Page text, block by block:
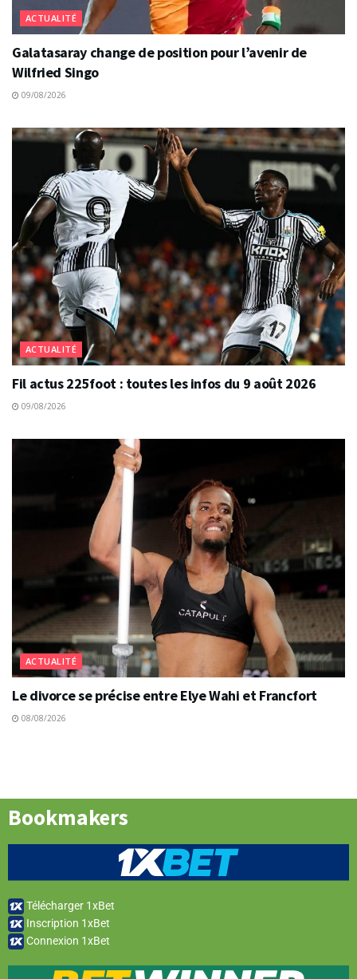
ACTUALITÉ
Galatasaray change de position pour l’avenir de
Wilfried Singo
09/08/2026
ACTUALITÉ
Fil actus 225foot : toutes les infos du 9 août 2026
09/08/2026
ACTUALITÉ
Le divorce se précise entre Elye Wahi et Francfort
08/08/2026
Bookmakers
Télécharger 1xBet
Inscription 1xBet
Connexion 1xBet